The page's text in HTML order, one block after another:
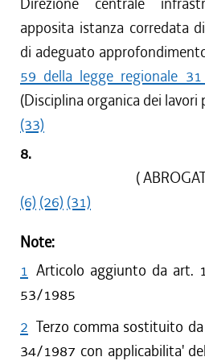
apposita istanza corredata
di adeguato
59 della legge regionale
(Disciplina organica dei lavori
(33)
8.
(
(6) (26) (31)
Note:
1 Articolo aggiunto da art.
53/1985
2 Terzo comma sostituito
34/1987 con applicabilita'